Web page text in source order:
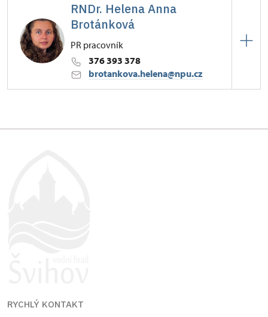
Žižkova 1/, Švihov
RNDr. Helena Anna
Brotánková
PR pracovník
376 393 378
brotankova.helena@npu.cz
RYCHLÝ KONTAKT